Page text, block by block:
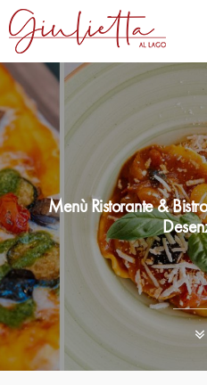
Menù Ristorante &